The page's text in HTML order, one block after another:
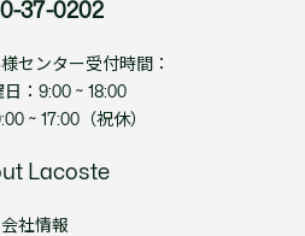
37-0202
センター受付時間：
日：9:00 ~ 18:00
~ 17:00（祝休）
Lacoste
会社情報